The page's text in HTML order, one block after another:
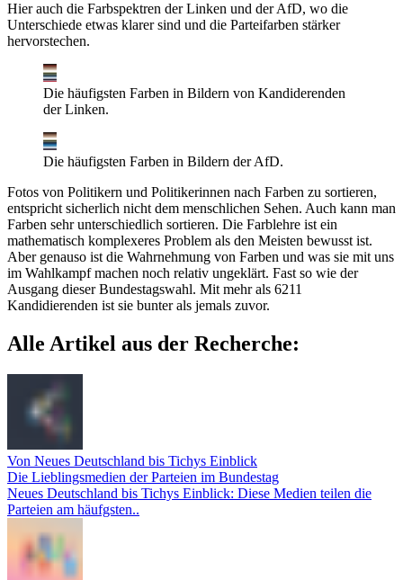
Hier auch die Farbspektren der Linken und der AfD, wo die
Unterschiede etwas klarer sind und die Parteifarben stärker
hervorstechen.
Die häufigsten Farben in Bildern von Kandiderenden
der Linken.
Die häufigsten Farben in Bildern der AfD.
Fotos von Politikern und Politikerinnen nach Farben zu sortieren,
entspricht sicherlich nicht dem menschlichen Sehen. Auch kann man
Farben sehr unterschiedlich sortieren. Die Farblehre ist ein
mathematisch komplexeres Problem als den Meisten bewusst ist.
Aber genauso ist die Wahrnehmung von Farben und was sie mit uns
im Wahlkampf machen noch relativ ungeklärt. Fast so wie der
Ausgang dieser Bundestagswahl. Mit mehr als 6211
Kandidierenden ist sie bunter als jemals zuvor.
Alle Artikel aus der Recherche:
Von Neues Deutschland bis Tichys Einblick
Die Lieblingsmedien der Parteien im Bundestag
Neues Deutschland bis Tichys Einblick: Diese Medien teilen die
Parteien am häufgsten..